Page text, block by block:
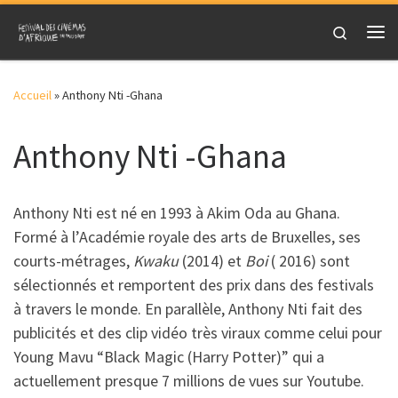
Skip to content
Search
Accueil»Anthony Nti -Ghana
Anthony Nti -Ghana
Anthony Nti est né en 1993 à Akim Oda au Ghana.
Formé à l’Académie royale des arts de Bruxelles, ses
courts-métrages, Kwaku(2014) et Boi( 2016) sont
sélectionnés et remportent des prix dans des festivals
à travers le monde. En parallèle, Anthony Nti fait des
publicités et des clip vidéo très viraux comme celui pour
Young Mavu “Black Magic (Harry Potter)” qui a
actuellement presque 7 millions de vues sur Youtube.